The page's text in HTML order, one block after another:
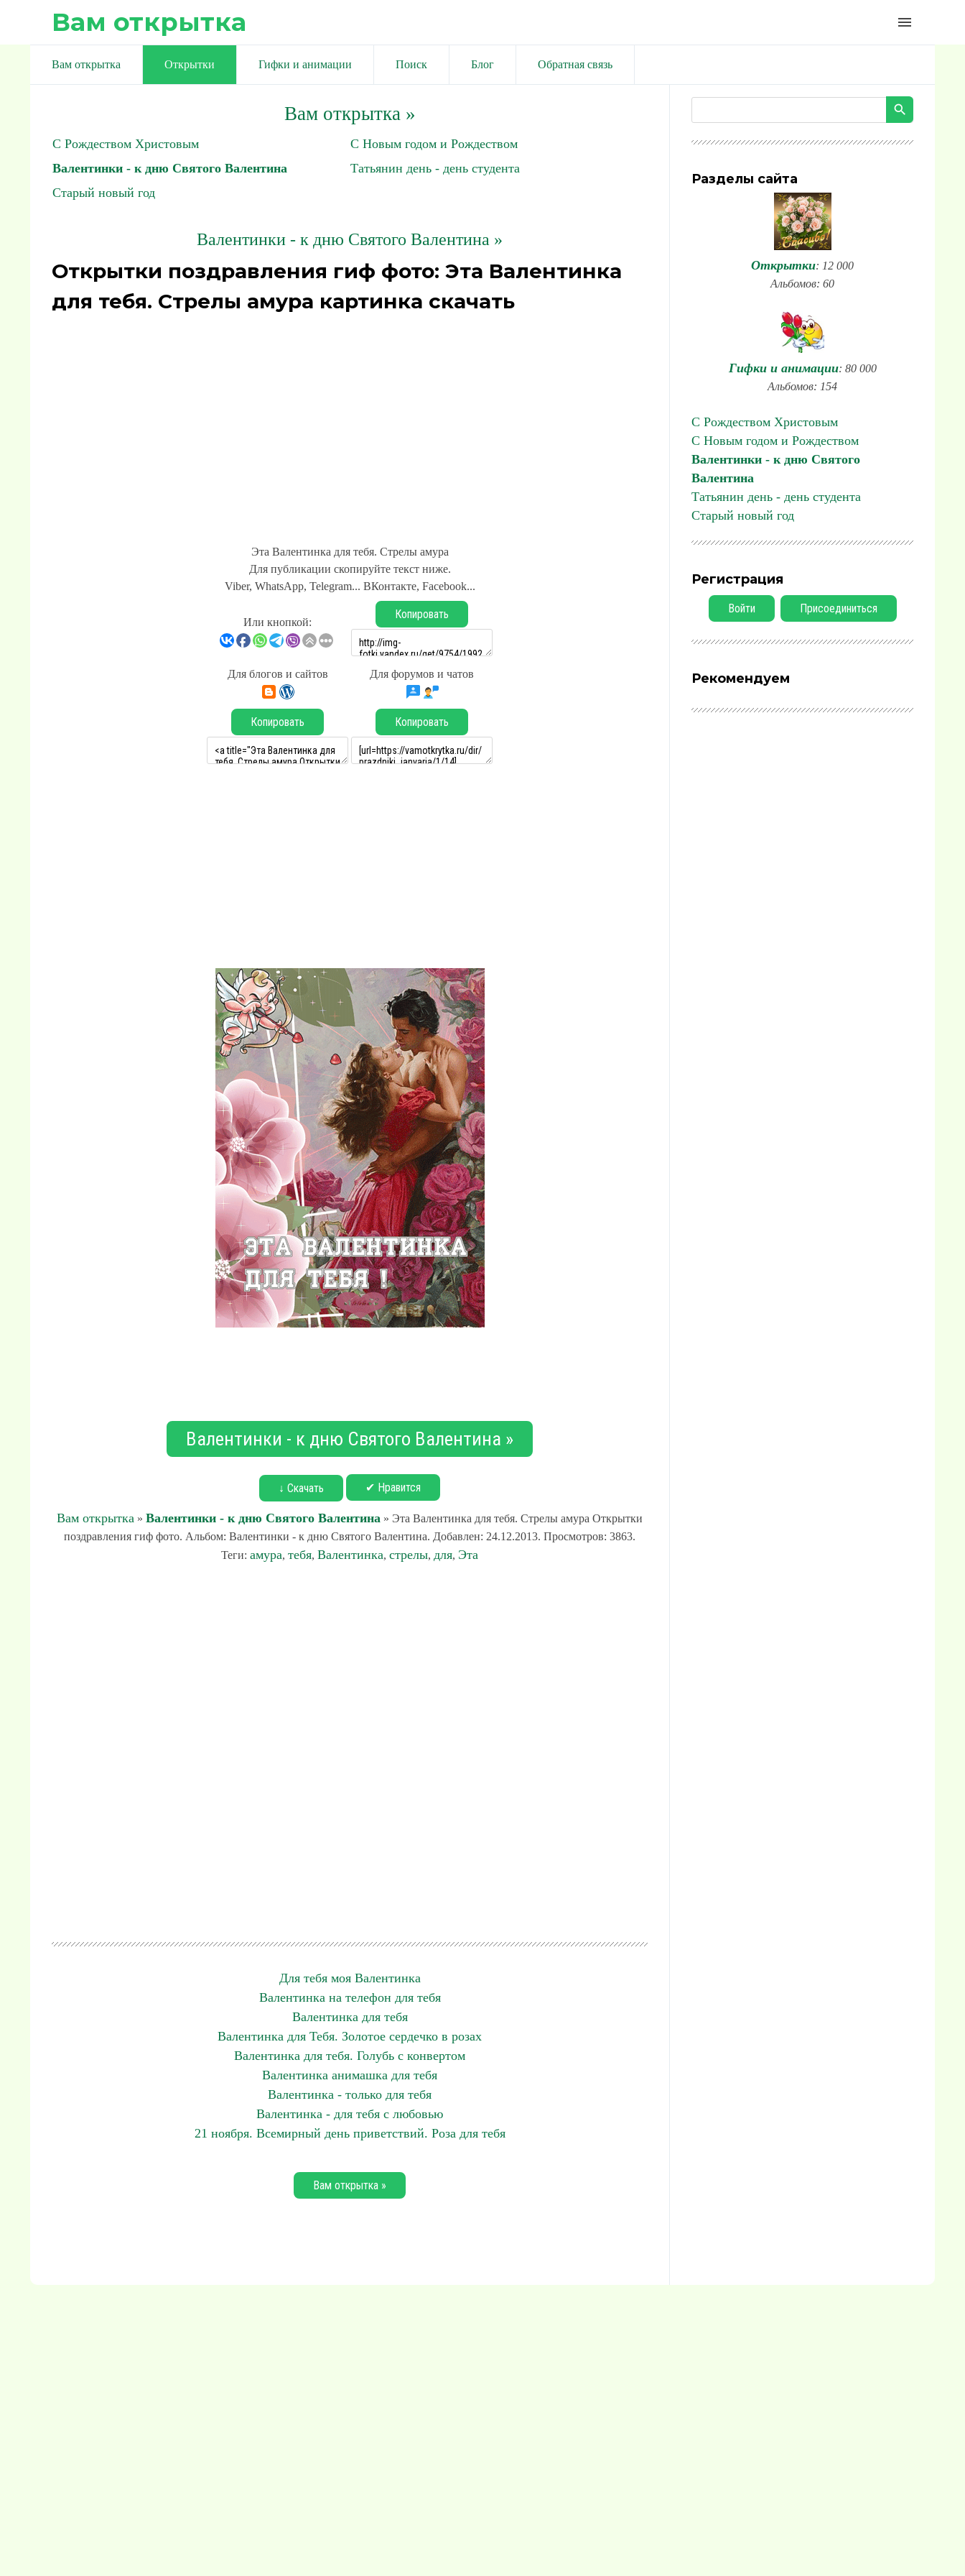
Вам открытка menu
Вам открытка Открытки Гифки и анимации Поиск Блог Обратная связь
Вам открытка»
С Рождеством Христовым
С Новым годом и Рождеством
Валентинки - к дню Святого Валентина
Татьянин день - день студента
Старый новый год
Валентинки - к дню Святого Валентина »
Открытки поздравления гиф фото: Эта Валентинка
для тебя. Стрелы амура картинка скачать
Эта Валентинка для тебя. Стрелы амура
Для публикации скопируйте текст ниже.
Viber, WhatsApp, Telegram... ВКонтакте, Facebook...
Или кнопкой:
Копировать
Для блогов и сайтов Для форумов и чатов
Копировать Копировать
Валентинки - к дню Святого Валентина »
↓ Скачать ✔ Нравится
Вам открытка » Валентинки - к дню Святого Валентина » Эта Валентинка для тебя. Стрелы амура Открытки
поздравления гиф фото. Альбом: Валентинки - к дню Святого Валентина. Добавлен: 24.12.2013. Просмотров: 3863.
Теги: амура, тебя, Валентинка, стрелы, для, Эта
Для тебя моя Валентинка
Валентинка на телефон для тебя
Валентинка для тебя
Валентинка для Тебя. Золотое сердечко в розах
Валентинка для тебя. Голубь с конвертом
Валентинка анимашка для тебя
Валентинка - только для тебя
Валентинка - для тебя с любовью
21 ноября. Всемирный день приветствий. Роза для тебя
Вам открытка »
Разделы сайта
Открытки: 12 000
Альбомов: 60
Гифки и анимации: 80 000
Альбомов: 154
С Рождеством Христовым
С Новым годом и Рождеством
Валентинки - к дню Святого
Валентина
Татьянин день - день студента
Старый новый год
Регистрация
Войти Присоединиться
Рекомендуем